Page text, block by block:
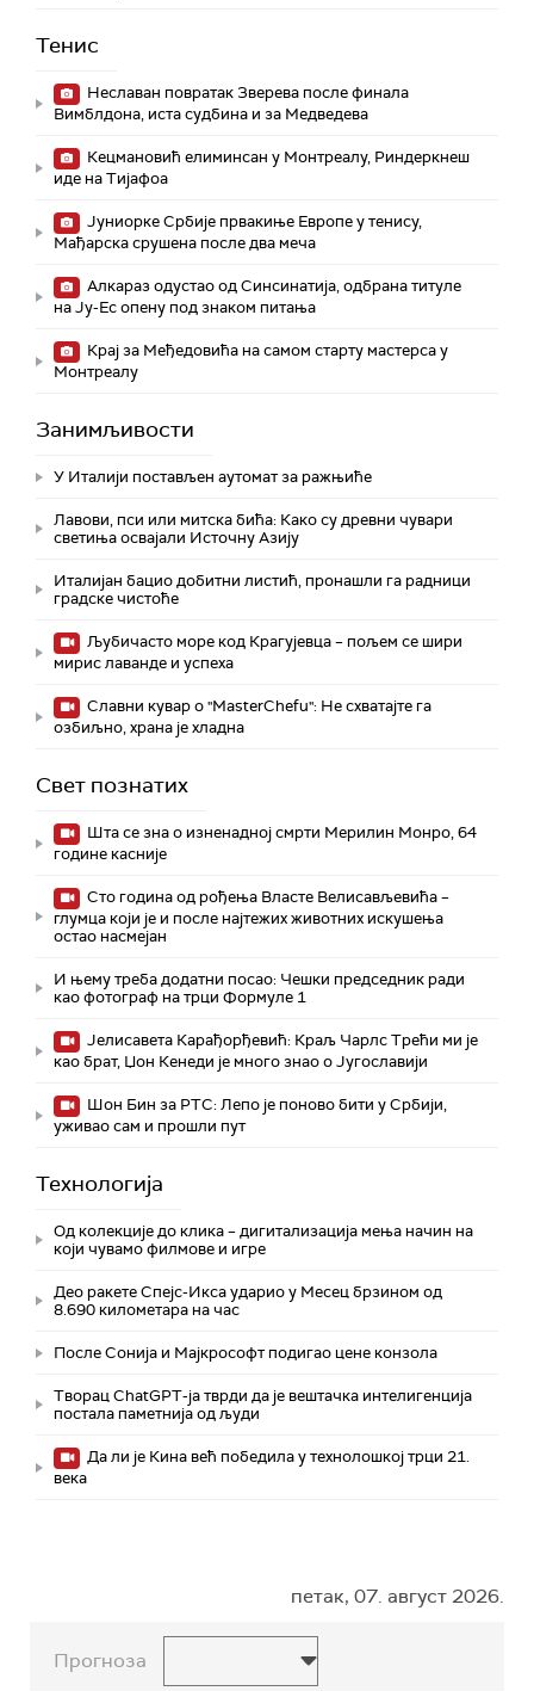
Тенис
Неславан повратак Зверева после финала
Вимблдона, иста судбина и за Медведева
Кецмановић елиминсан у Монтреалу, Риндеркнеш
иде на Тијафоа
Јуниорке Србије првакиње Европе у тенису,
Мађарска срушена после два меча
Алкараз одустао од Синсинатија, одбрана титуле
на Ју-Ес опену под знаком питања
Крај за Међедовића на самом старту мастерса у
Монтреалу
Занимљивости
У Италији постављен аутомат за ражњиће
Лавови, пси или митска бића: Како су древни чувари
светиња освајали Источну Азију
Италијан бацио добитни листић, пронашли га радници
градске чистоће
Љубичасто море код Крагујевца – пољем се шири
мирис лаванде и успеха
Славни кувар о "MasterChefu": Не схватајте га
озбиљно, храна је хладна
Свет познатих
Шта се зна о изненадној смрти Мерилин Монро, 64
године касније
Сто година од рођења Власте Велисављевића –
глумца који је и после најтежих животних искушења
остао насмејан
И њему треба додатни посао: Чешки председник ради
као фотограф на трци Формуле 1
Јелисавета Карађорђевић: Краљ Чарлс Трећи ми је
као брат, Џон Кенеди је много знао о Југославији
Шон Бин за РТС: Лепо је поново бити у Србији,
уживао сам и прошли пут
Технологијa
Од колекције до клика – дигитализација мења начин на
који чувамо филмове и игре
Део ракете Спејс-Икса ударио у Месец брзином од
8.690 километара на час
После Сонија и Мајкрософт подигао цене конзола
Творац ChatGPT-ја тврди да је вештачка интелигенција
постала паметнија од људи
Да ли је Кина већ победила у технолошкој трци 21.
века
петак, 07. август 2026.
Прогноза